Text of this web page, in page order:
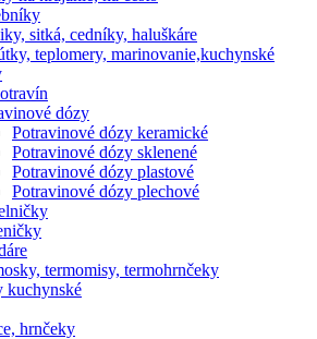
sitká, cedníky, haluškáre
teplomery, marinovanie,kuchynské
dózy
Potravinové dózy keramické
Potravinové dózy sklenené
Potravinové dózy plastové
Potravinové dózy plechové
termomisy, termohrnčeky
kuchynské
hrnčeky